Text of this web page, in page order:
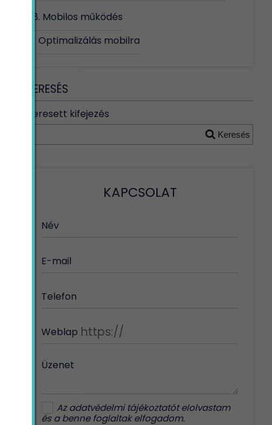
8. Mobilos működés
Optimalizálás mobilra
KERESÉS
Keresett kifejezés
Keresés
KAPCSOLAT
Név
E-mail
Telefon
Weblap
Üzenet
Azadatvédelmi tájékoztatótelolvastam
és a benne foglaltak elfogadom.